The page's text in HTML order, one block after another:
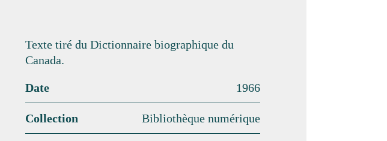
Texte tiré du Dictionnaire biographique du
Canada.
Date 1966
Collection Bibliothèque numérique